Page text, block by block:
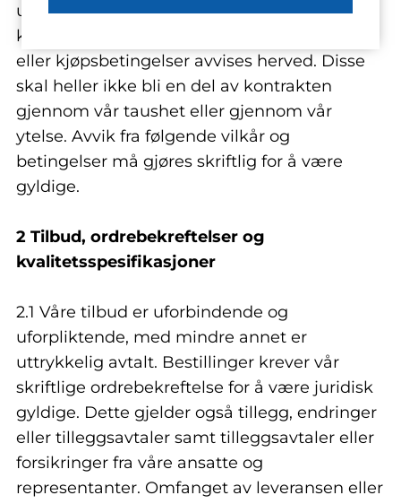
uttrykkelig avtalt på nytt. Motbekreftelser fra
kunden med henvisning til egne forretnings-
eller kjøpsbetingelser avvises herved. Disse
skal heller ikke bli en del av kontrakten
gjennom vår taushet eller gjennom vår
ytelse. Avvik fra følgende vilkår og
betingelser må gjøres skriftlig for å være
gyldige.
2 Tilbud, ordrebekreftelser og
kvalitetsspesifikasjoner
2.1 Våre tilbud er uforbindende og
uforpliktende, med mindre annet er
uttrykkelig avtalt. Bestillinger krever vår
skriftlige ordrebekreftelse for å være juridisk
gyldige. Dette gjelder også tillegg, endringer
eller tilleggsavtaler samt tilleggsavtaler eller
forsikringer fra våre ansatte og
representanter. Omfanget av leveransen eller